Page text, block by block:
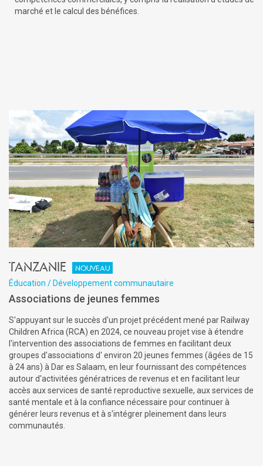
marché et le calcul des bénéfices.
Tanzanie Nouveau
Éducation / Développement communautaire
Associations de jeunes femmes
S'appuyant sur le succès d'un projet précédent mené par Railway
Children Africa (RCA) en 2024, ce nouveau projet vise à étendre
l'intervention des associations de femmes en facilitant deux
groupes d'associations d' environ 20 jeunes femmes (âgées de 15
à 24 ans) à Dar es Salaam, en leur fournissant des compétences
autour d'activitées génératrices de revenus et en facilitant leur
accès aux services de santé reproductive sexuelle, aux services de
santé mentale et à la confiance nécessaire pour continuer à
générer leurs revenus et à s'intégrer pleinement dans leurs
communautés.